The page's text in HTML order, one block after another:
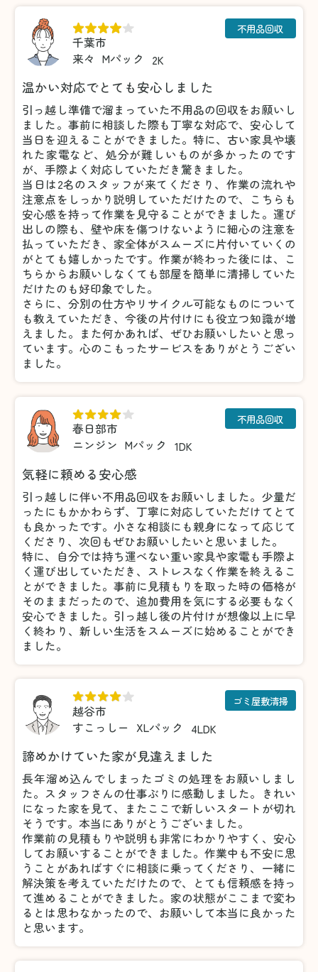
千葉市
来々 Mパック 2K
不用品回収
温かい対応でとても安心しました
引っ越し準備で溜まっていた不用品の回収をお願いし
ました。事前に相談した際も丁寧な対応で、安心して
当日を迎えることができました。特に、古い家具や壊
れた家電など、処分が難しいものが多かったのです
が、手際よく対応していただき驚きました。
当日は2名のスタッフが来てくださり、作業の流れや
注意点をしっかり説明していただけたので、こちらも
安心感を持って作業を見守ることができました。運び
出しの際も、壁や床を傷つけないように細心の注意を
払っていただき、家全体がスムーズに片付いていくの
がとても嬉しかったです。作業が終わった後には、こ
ちらからお願いしなくても部屋を簡単に清掃していた
だけたのも好印象でした。
さらに、分別の仕方やリサイクル可能なものについて
も教えていただき、今後の片付けにも役立つ知識が増
えました。また何かあれば、ぜひお願いしたいと思っ
ています。心のこもったサービスをありがとうござい
ました。
春日部市
ニンジン Mパック 1DK
不用品回収
気軽に頼める安心感
引っ越しに伴い不用品回収をお願いしました。少量だ
ったにもかかわらず、丁寧に対応していただけてとて
も良かったです。小さな相談にも親身になって応じて
くださり、次回もぜひお願いしたいと思いました。
特に、自分では持ち運べない重い家具や家電も手際よ
く運び出していただき、ストレスなく作業を終えるこ
とができました。事前に見積もりを取った時の価格が
そのままだったので、追加費用を気にする必要もなく
安心できました。引っ越し後の片付けが想像以上に早
く終わり、新しい生活をスムーズに始めることができ
ました。
越谷市
すこっしー
XLパック 4LDK
ゴミ屋敷清掃
諦めかけていた家が見違えました
長年溜め込んでしまったゴミの処理をお願いしまし
た。スタッフさんの仕事ぶりに感動しました。きれい
になった家を見て、またここで新しいスタートが切れ
そうです。本当にありがとうございました。
作業前の見積もりや説明も非常にわかりやすく、安心
してお願いすることができました。作業中も不安に思
うことがあればすぐに相談に乗ってくださり、一緒に
解決策を考えていただけたので、とても信頼感を持っ
て進めることができました。家の状態がここまで変わ
るとは思わなかったので、お願いして本当に良かった
と思います。